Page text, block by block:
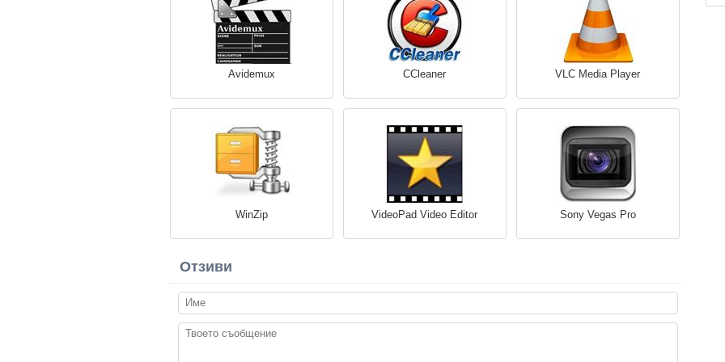
Avidemux CCleaner VLC Media Player
WinZip VideoPad Video Editor Sony Vegas Pro
Отзиви